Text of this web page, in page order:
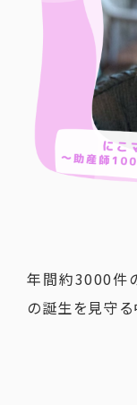
年間約3000件
の誕生を見守る